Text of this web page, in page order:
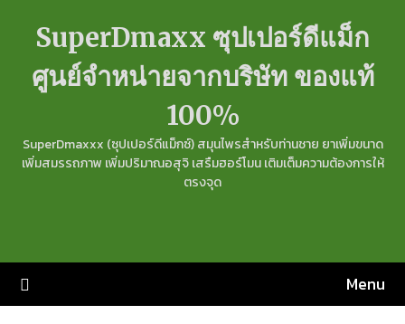
content
SuperDmaxx ซุปเปอร์ดีแม็ก
ศูนย์จำหน่ายจากบริษัท ของแท้
100%
SuperDmaxxx (ซุปเปอร์ดีแม็กซ์) สมุนไพรสำหรับท่านชาย ยาเพิ่มขนาด
เพิ่มสมรรถภาพ เพิ่มปริมาณอสุจิ เสรืมฮอร์โมน เติมเต็มความต้องการให้
ตรงจุด
Menu